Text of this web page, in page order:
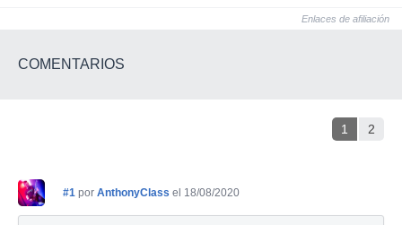
Enlaces de afiliación
COMENTARIOS
1 2
#1 por AnthonyClass el 18/08/2020